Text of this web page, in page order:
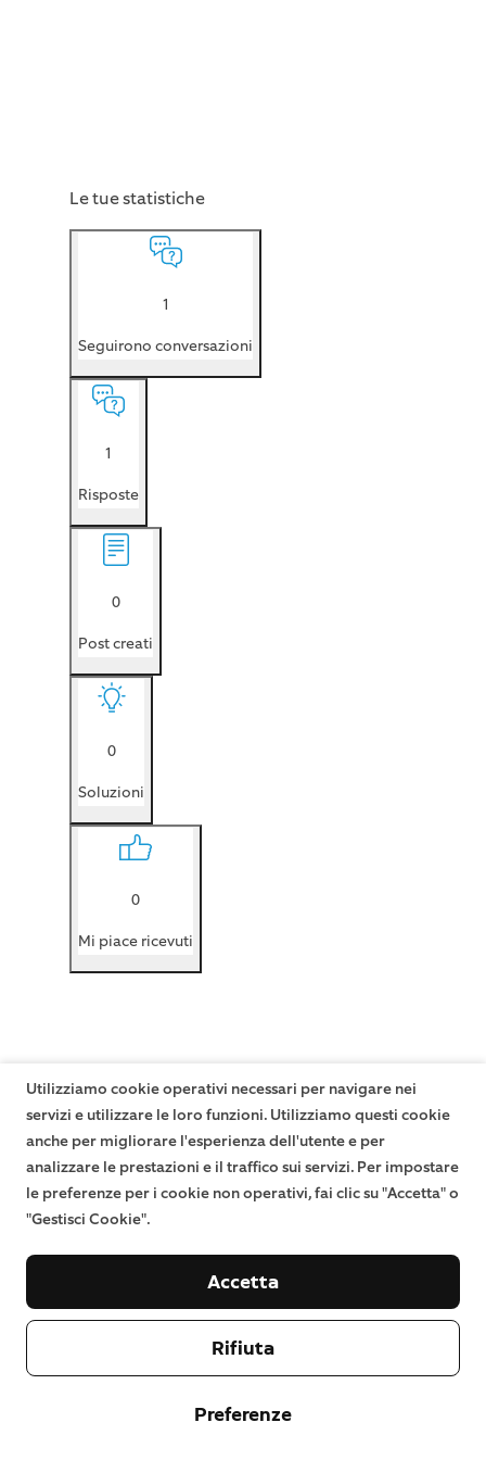
Le tue statistiche
1
Seguirono conversazioni
1
Risposte
0
Post creati
0
Soluzioni
0
Mi piace ricevuti
Utilizziamo cookie operativi necessari per navigare nei
servizi e utilizzare le loro funzioni. Utilizziamo questi cookie
anche per migliorare l'esperienza dell'utente e per
analizzare le prestazioni e il traffico sui servizi. Per impostare
le preferenze per i cookie non operativi, fai clic su "Accetta" o
"Gestisci Cookie".
Preferenze
Rifiuta
Accetta